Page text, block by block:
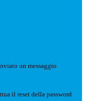
un messaggio
il reset della password